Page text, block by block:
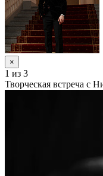
×
1 из 3
Творческая встреча с